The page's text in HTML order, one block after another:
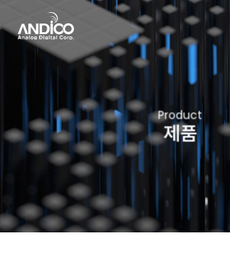
회사소개
제품
뉴스룸
Product
제품